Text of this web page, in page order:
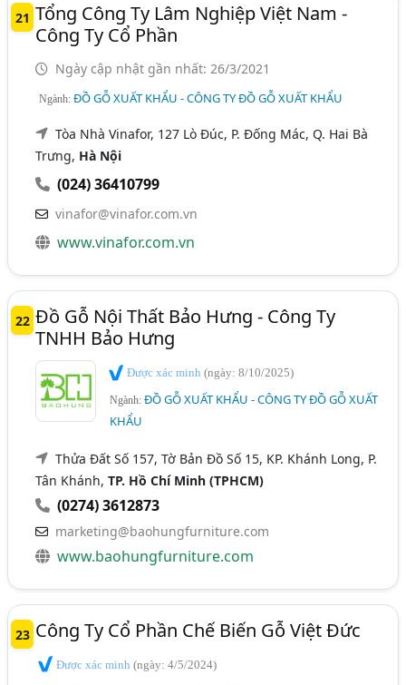
21 Tổng Công Ty Lâm Nghiệp Việt Nam -
Công Ty Cổ Phần
Ngày cập nhật gần nhất: 26/3/2021
Ngành:ĐỒ GỖ XUẤT KHẨU - CÔNG TY ĐỒ GỖ XUẤT KHẨU
Tòa Nhà Vinafor, 127 Lò Đúc, P. Đống Mác, Q. Hai Bà
Trưng, Hà Nội
(024) 36410799
vinafor@vinafor.com.vn
www.vinafor.com.vn
22 Đồ Gỗ Nội Thất Bảo Hưng - Công Ty
TNHH Bảo Hưng
Được xác minh(ngày: 8/10/2025)
Ngành:ĐỒ GỖ XUẤT KHẨU - CÔNG TY ĐỒ GỖ XUẤT
KHẨU
Thửa Đất Số 157, Tờ Bản Đồ Số 15, KP. Khánh Long, P.
Tân Khánh,TP. Hồ Chí Minh (TPHCM)
(0274) 3612873
marketing@baohungfurniture.com
www.baohungfurniture.com
23 Công Ty Cổ Phần Chế Biến Gỗ Việt Đức
Được xác minh(ngày: 4/5/2024)